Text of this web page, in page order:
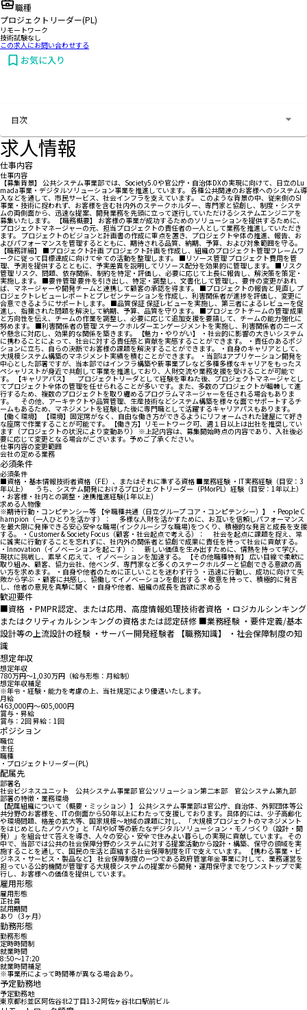
職種
プロジェクトリーダー(PL)
リモートワーク
技術試験なし
この求人にお問い合わせする
お気に入り
目次
求人情報
仕事内容
仕事内容
【募集背景】 公共システム事業部では、Society5.0や官公庁・自治体DXの実現に向けて、日立のLu
mada事業・デジタルソリューション事業を推進しています。 各種公共関連のお客様へのシステム導
入などを通して、市民サービス、社会インフラを支えています。 このような背景の中、従来側のSI
事業・技術に捉われず、お客様を含む社内外のステークホルダー、専門家と協創し、制度・システ
ムの両側面から、迅速な提案、開発業務を先頭に立って遂行していただけるシステムエンジニアを
募集いたします。 【職務概要】 お客様の事業が成功するためのソリューションを提供するために、
プロジェクトマネージャーの元、担当プロジェクトの責任者の一人として業務を推進していただき
ます。 プロジェクトのビジョンと計画書の作成に重点を置き、プロジェクト全体の推進、報告、お
よびパフォーマンスを管理するとともに、期待される品質、納期、予算、および対象範囲を守る。
【職務詳細】 ■プロジェクト計画 プロジェクト計画を作成し、組織のプロジェクト管理フレームワ
ークに従って目標達成に向けて全ての活動を整理します。 ■リソース管理 プロジェクト費用を管
理、予測を提供するとともに、予実差異を説明してリソース配分を効果的に管理します。 ■リスク
管理 リスク、問題、依存関係、制約を特定・評価し、必要に応じて上長に報告し、解決策を策定・
実施します。 ■要件管理 要件を引き出し、特定・調整し、文書化して管理し、要件の変更があれ
ば、マネージャーや開発チームと連携して顧客の承認を得ます。 ■プロジェクトの報告と見直し プ
ロジェクトレビューレポートとプレゼンテーションを作成し、利害関係者が進捗を評価し、変更に
合意できるようにサポートします。 ■品質保証 保証レビューを実施し、第三者によるレビューを促
進し、指摘された問題を解決して納期、予算、品質を守ります。 ■プロジェクトチームの管理 成果
と方向性を伝え、チームの作業を調整し、必要に応じて追加支援を要請して、チームの能力強化に
努めます。 ■利害関係者の管理 ステークホルダーエンゲージメントを実施し、利害関係者のニーズ
や懸念に対応し、効果的な関係を築きます。 【魅力・やりがい】 ・社会的に影響の大きいシステム
に携わることによって、社会に対する責任感と貢献を実感することができます。 ・責任のあるポジ
ションに立ち、自らの決断でお客様の課題を解決することができます。 ・自身のキャリアとして、
大規模システム構築のマネジメント実績を積むことができます。 ・当部はアプリケーション開発を
中心とした部署ですが、当本部ではインフラ構築や新事業プレなど多種多様なキャリアをもったス
ペシャリストが身近で共創して事業を推進しており、人財交流や業務支援を受けることが可能で
す。 【キャリアパス】 プロジェクトリーダとして経験を重ねた後、プロジェクトマネージャとし
てプロジェクト全体の管理を任せられることが多いです。また、多数のプロジェクトが輻輳して進
行するため、複数のプロジェクトを取り纏めるプログラムマネージャーを任される場合もありま
す。 その他、アーキテクトや品質管理、生産技術などシステム構築を様々な面でサポートするチ
ームもあるため、マネジメントを経験した後に専門職として活躍するキャリアパスもあります。
【働く環境】 【環境】固定席がなく、自由な働き方ができるようにリフォームされた建屋にて好き
な座席で作業することが可能です。 【働き方】リモートワーク可、週１日以上は出社を推奨してい
ます（プロジェクトの状況により変動あり） ※上記内容は、募集開始時点の内容であり、入社後必
要に応じて変更となる場合がございます。予めご了承ください。
仕事内容の変更範囲
会社の定める業務
必須条件
必須条件
■資格 ・基本情報技術者資格（FE）、またはそれに準ずる資格 ■業務経験 ・IT実務経験（目安：3
年以上） うち、システム開発におけるプロジェクトリーダー（PMorPL）経験（目安：1年以上）
・お客様・社内との調整・連携推進経験(1年以上)
求める人物像
※期待行動・コンピテンシー等 【全職種共通（日立グループ コア・コンピテンシー）】 ・People C
hampion（一人ひとりを活かす）： 多様な人財を活かすために、お互いを信頼しパフォーマンス
を最大限に発揮できる安心安全な職場(インクルーシブな職場)をつくり、積極的な発言と成長を支援
する。 ・Customer & Society Focus（顧客・社会起点で考える）： 社会を起点に課題を捉え、常
に誠実に行動することを忘れずに、社内外の関係者と協創で成果に責任を持って社会に貢献する。
・Innovation（イノベーションを起こす）： 新しい価値を生み出すために、情熱を持って学び、
現状に挑戦し、素早く応えて、イノベーションを加速する。 【その他職種特有】 広い目線で柔軟に
取り組み、顧客、協力会社、他ベンダ、専門家など多くのステークホルダーと協創できる意欲の高
い方を求めます。 ・自身や他者のために正しいことを迷わず行う ・迅速に行動し、成功に向けて失
敗から学ぶ ・顧客に共感し、協働してイノベーションを創出する ・敬意を持って、積極的に発言
し、他者の意見を真摯に聞く ・自身や他者、組織の成長を貪欲に求める
歓迎要件
■資格 ・PMPR認定、または応用、高度情報処理技術者資格 ・ロジカルシンキング
またはクリティカルシンキングの資格または認定研修 ■業務経験 ・要件定義/基本
設計等の上流設計の経験 ・サーバー開発経験者 【職務知識】 ・社会保障制度の知
識
想定年収
想定年収
780万円〜1,030万円（給与形態：月給制）
想定年収補足
※年令・経験・能力を考慮の上、当社規定により優遇いたします。
月給
463,000円〜605,000円
賞与・昇給
賞与：2回 昇給：1回
ポジション
職位
主任
職種
・プロジェクトリーダー(PL)
配属先
部署名
社会ビジネスユニット 公共システム事業部 官公ソリューション第二本部 官公システム第九部
部署の特徴・業務環境
【配属組織について（概要・ミッション）】 公共システム事業部は官公庁、自治体、外郭団体等公
共分野のお客様を、ITの側面から50年以上にわたって支援しております。具体的には、少子高齢化
や環境問題、格差の拡大等、国家規模～地域の課題に対し、「大規模プロジェクトのマネジメント
をはじめとしたノウハウ」と「AIやIoT等の新たなデジタルソリューション・モノづくり（設計・開
発）」を組合せて答えを導き、人々の安心・安全で住みよい暮らしの実現に貢献しています。 その
中で、当部では公共の社会保障分野のシステムに対する提案活動から設計・構築、保守の領域を実
施することを通して、国民の生活と直結する社会保障制度をITで支えています。 【携わる事業・ビ
ジネス・サービス・製品など】 社会保障制度の一つである政府管掌年金事業に対して、業務運営を
担っている公的機関が管理する大規模システムの提案から開発・運用保守までをワンストップで実
行し、お客様への価値を提供しています。
雇用形態
雇用形態
正社員
試用期間
あり（3ヶ月）
勤務形態
勤務形態
定時時間制
就業時間
8:50〜17:20
就業時間補足
※事業所によって時間帯が異なる場合あり。
予定勤務地
予定勤務地
東京都杉並区阿佐谷北2丁目13-2阿佐ヶ谷北口駅前ビル